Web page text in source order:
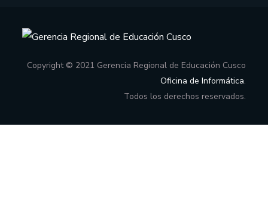
Copyright © 2021 Gerencia Regional de Educación Cusco
Oficina de Informática.
Todos los derechos reservados.